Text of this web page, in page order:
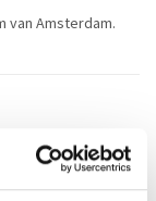
van Amsterdam.